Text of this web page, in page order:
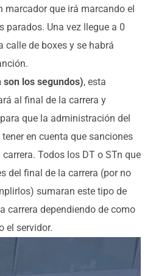
marcador que irá marcando el
parados. Una vez llegue a 0
calle de boxes y se habrá
son los segundos), esta
al final de la carrera y
que la administración del
en cuenta que sanciones
Todos los DT o STn que
del final de la carrera (por no
sumaran este tipo de
carrera dependiendo de como
el servidor.